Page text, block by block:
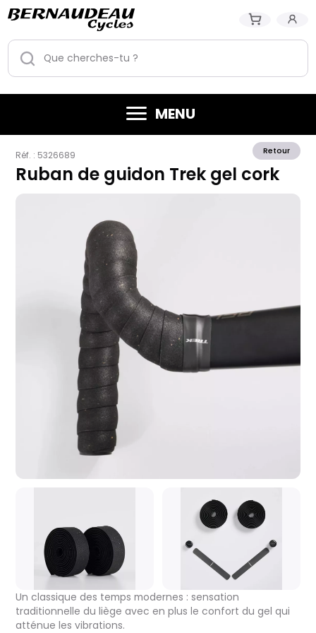
MENU
Retour
Réf. : 5326689
Ruban de guidon Trek gel cork
Un classique des temps modernes : sensation
traditionnelle du liège avec en plus le confort du gel qui
atténue les vibrations.